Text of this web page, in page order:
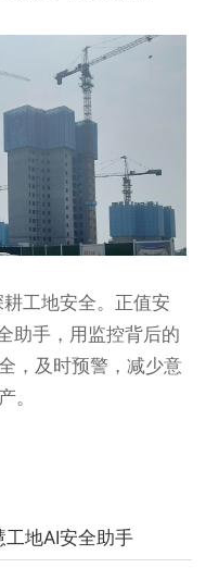
工地安全。正值安
助手，用监控背后的
，及时预警，减少意
。
地AI安全助手